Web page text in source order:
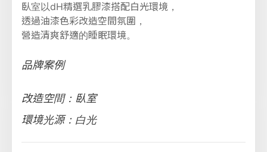
臥室以dH精選乳膠漆搭配白光環境，
透過油漆色彩改造空間氛圍，
營造清爽舒適的睡眠環境。
品牌案例
改造空間：臥室
環境光源：白光